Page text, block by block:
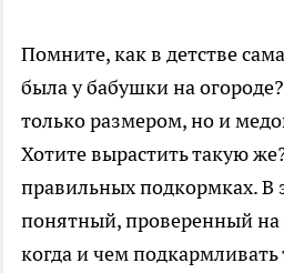
Помните, как в детстве
была у бабушки на
только размером, но и
Хотите вырастить такую
правильных подкормках. В
понятный, проверенный на
когда и чем